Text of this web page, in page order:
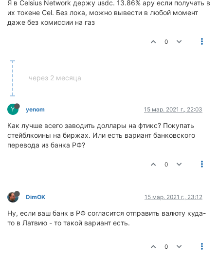
Я в Celsius Network держу usdc. 13.86% apy если получать в
их токене Cel. Без лока, можно вывести в любой момент
даже без комиссии на газ
0
через 2 месяца
Y yenom 15 мар. 2021 г., 22:03
Как лучше всего заводить доллары на фтикс? Покупать
стейблкоины на биржах. Или есть вариант банковского
перевода из банка РФ?
0
DimOK 15 мар. 2021 г., 23:12
Ну, если ваш банк в РФ согласится отправить валюту куда-
то в Латвию - то такой вариант есть.
0